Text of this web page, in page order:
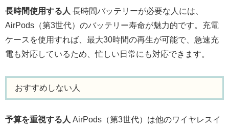
長時間使用する人 長時間バッテリーが必要な人には、
AirPods（第3世代）のバッテリー寿命が魅力的です。充電
ケースを使用すれば、最大30時間の再生が可能で、急速充
電も対応しているため、忙しい日常にも対応できます。
おすすめしない人
予算を重視する人 AirPods（第3世代）は他のワイヤレスイ